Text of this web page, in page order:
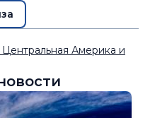
Америка и